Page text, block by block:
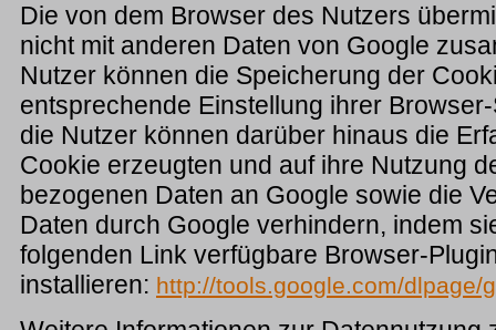
Die von dem Browser des Nutzers
nicht mit anderen Daten von Google
Nutzer können die Speicherung der
entsprechende Einstellung ihrer
die Nutzer können darüber hinaus die
Cookie erzeugten und auf ihre Nutzung
bezogenen Daten an Google sowie die
Daten durch Google verhindern, indem
folgenden Link verfügbare Browser-
installieren: http://tools.google.com/dlpage/